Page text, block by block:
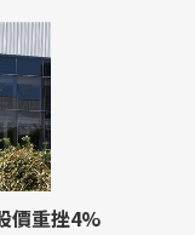
價重挫4%